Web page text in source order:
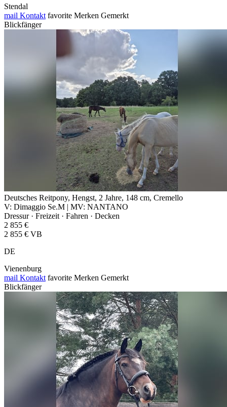
Stendal
mail Kontakt favorite Merken Gemerkt
Blickfänger
Deutsches Reitpony, Hengst, 2 Jahre, 148 cm, Cremello
V: Dimaggio Se.M | MV: NANTANO
Dressur · Freizeit · Fahren · Decken
2 855 €
2 855 € VB
DE
Vienenburg
mail Kontakt favorite Merken Gemerkt
Blickfänger